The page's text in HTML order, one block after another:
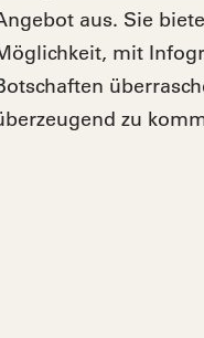
aus. Sie
mit
zu